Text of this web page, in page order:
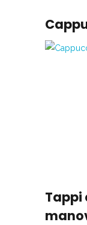
Tappi